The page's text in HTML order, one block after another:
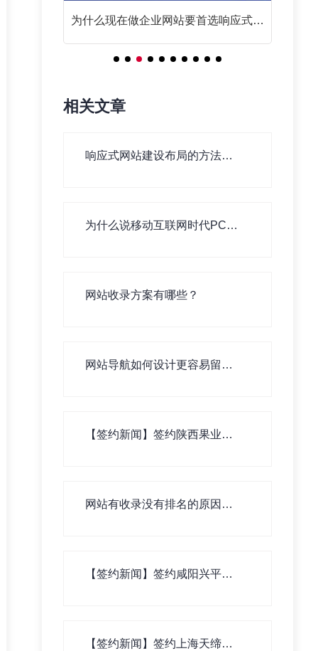
为什么现在做企业网站要首选响应式网
站？
网站SEO
相关文章
响应式网站建设布局的方法有
为什么说移动互联网时代PC网
网站收录方案有哪些？
网站导航如何设计更容易留住
【签约新闻】签约陕西果业集
网站有收录没有排名的原因有
【签约新闻】签约咸阳兴平市
【签约新闻】签约上海天缔塬